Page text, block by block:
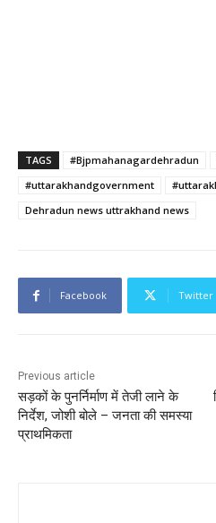
TAGS #Bjpmahanagardehradun
#uttarakhandgovernment
Dehradun news uttrakhand news
Facebook Twitter
Previous article
सड़कों के पुनर्निर्माण में तेजी लाने के
निर्देश, जोशी बोले – जनता की समस्या
प्राथमिकता